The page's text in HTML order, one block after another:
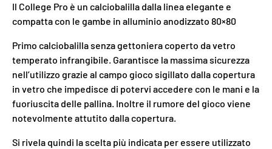
Il College Pro è un calciobalilla dalla linea elegante e
compatta con le gambe in alluminio anodizzato 80×80
Primo calciobalilla senza gettoniera coperto da vetro
temperato infrangibile. Garantisce la massima sicurezza
nell’utilizzo grazie al campo gioco sigillato dalla copertura
in vetro che impedisce di potervi accedere con le mani e la
fuoriuscita delle pallina. Inoltre il rumore del gioco viene
notevolmente attutito dalla copertura.
Si rivela quindi la scelta più indicata per essere utilizzato